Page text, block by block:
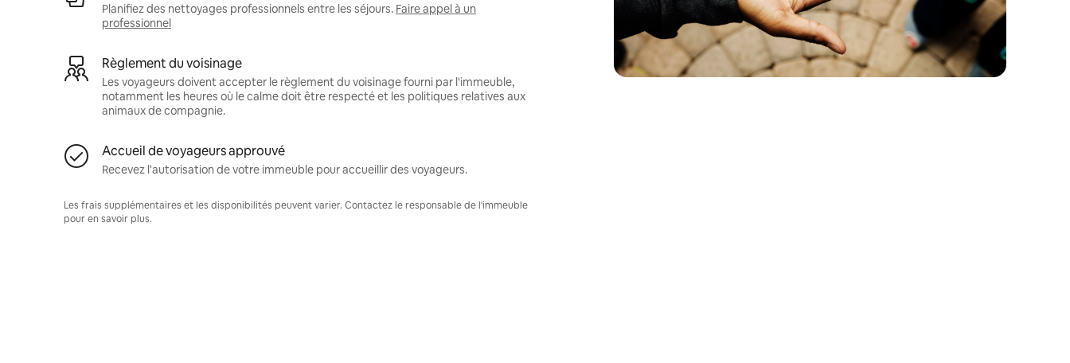
Planifiez des nettoyages professionnels entre les séjours. Faire appel à un
professionnel
Règlement du voisinage
Les voyageurs doivent accepter le règlement du voisinage fourni par l'immeuble,
notamment les heures où le calme doit être respecté et les politiques relatives aux
animaux de compagnie.
Accueil de voyageurs approuvé
Recevez l'autorisation de votre immeuble pour accueillir des voyageurs.
Les frais supplémentaires et les disponibilités peuvent varier. Contactez le responsable de l'immeuble
pour en savoir plus.